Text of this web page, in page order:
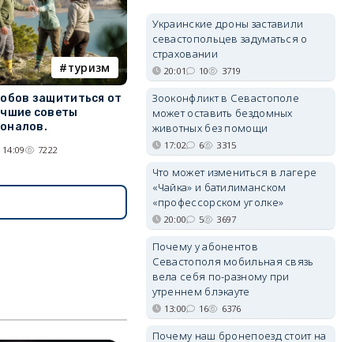
туризм
защититься от
советы
14:09 7222
Украинские дроны заставили
севастопольцев задуматься о
страховании
20:01 10 3719
Зооконфликт в Севастополе
может оставить бездомных
животных без помощи
17:02 6 3315
Что может измениться в лагере
«Чайка» и батилиманском
«профессорском уголке»
20:00 5 3697
Почему у абонентов
Севастополя мобильная связь
вела себя по-разному при
утреннем блэкауте
13:00 16 6376
Почему наш бронепоезд стоит на